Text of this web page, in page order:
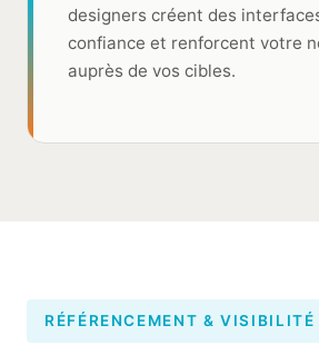
designers créent des
confiance et renforcent votre
auprès de vos cibles.
RÉFÉRENCEMENT & VISIBILITÉ